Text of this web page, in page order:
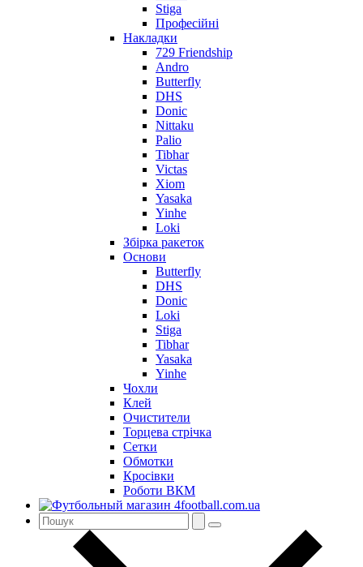
Stiga
Професійні
Накладки
729 Friendship
Andro
Butterfly
DHS
Donic
Nittaku
Palio
Tibhar
Victas
Xiom
Yasaka
Yinhe
Loki
Збірка ракеток
Основи
Butterfly
DHS
Donic
Loki
Stiga
Tibhar
Yasaka
Yinhe
Чохли
Клей
Очистители
Торцева стрічка
Сетки
Обмотки
Кросівки
Роботи ВКМ